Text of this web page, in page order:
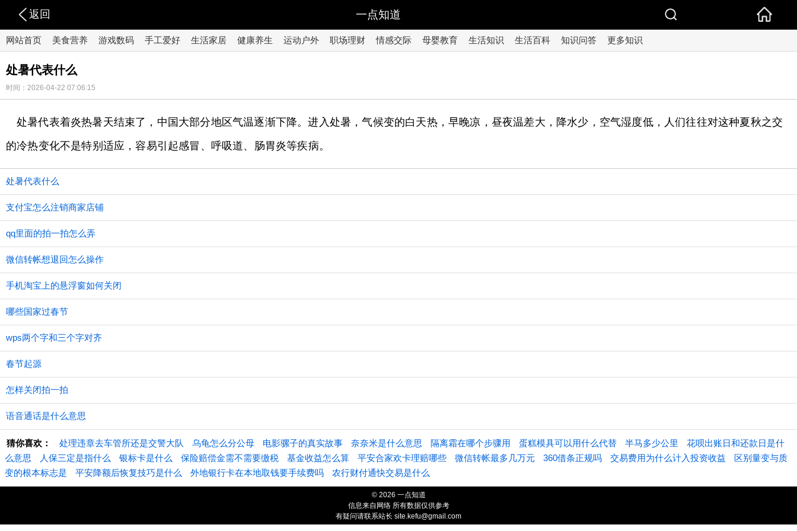
返回 一点知道
网站首页 美食营养 游戏数码 手工爱好 生活家居 健康养生 运动户外 职场理财 情感交际 母婴教育 生活知识 生活百科 知识问答 更多知识
处暑代表什么
时间：2026-04-22 07:06:15
处暑代表着炎热暑天结束了，中国大部分地区气温逐渐下降。进入处暑，气候变的白天热，早晚凉，昼夜温差大，降水少，空气湿度低，人们往往对这种夏秋之交
的冷热变化不是特别适应，容易引起感冒、呼吸道、肠胃炎等疾病。
处暑代表什么
支付宝怎么注销商家店铺
qq里面的拍一拍怎么弄
微信转帐想退回怎么操作
手机淘宝上的悬浮窗如何关闭
哪些国家过春节
wps两个字和三个字对齐
春节起源
怎样关闭拍一拍
语音通话是什么意思
猜你喜欢： 处理违章去车管所还是交警大队 乌龟怎么分公母 电影骡子的真实故事 奈奈米是什么意思 隔离霜在哪个步骤用 蛋糕模具可以用什么代替 半马多少公里
花呗出账日和还款日是什
么意思
人保三定是指什么 银标卡是什么 保险赔偿金需不需要缴税 基金收益怎么算 平安合家欢卡理赔哪些 微信转帐最多几万元 360借条正规吗 交易费用为什么计入投资收益
区别量变与质
变的根本标志是
平安降额后恢复技巧是什么 外地银行卡在本地取钱要手续费吗 农行财付通快交易是什么
© 2026 一点知道
信息来自网络 所有数据仅供参考
有疑问请联系站长 site.kefu@gmail.com